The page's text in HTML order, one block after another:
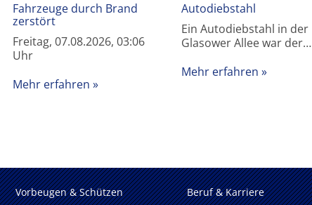
Fahrzeuge durch Brand
zerstört
Freitag, 07.08.2026, 03:06
Uhr
Mehr erfahren
Autodiebstahl
Ein Autodiebstahl in der
Glasower Allee war der…
Mehr erfahren
Vorbeugen & Schützen
Beruf & Karriere